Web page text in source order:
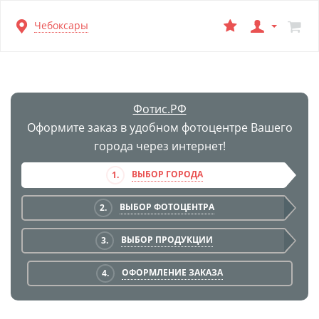
Перейти
к
Чебоксары
Фотис.РФ
Оформите заказ в удобном фотоцентре Вашего
города через интернет!
1. ВЫБОР ГОРОДА
2. ВЫБОР ФОТОЦЕНТРА
3. ВЫБОР ПРОДУКЦИИ
4. ОФОРМЛЕНИЕ ЗАКАЗА